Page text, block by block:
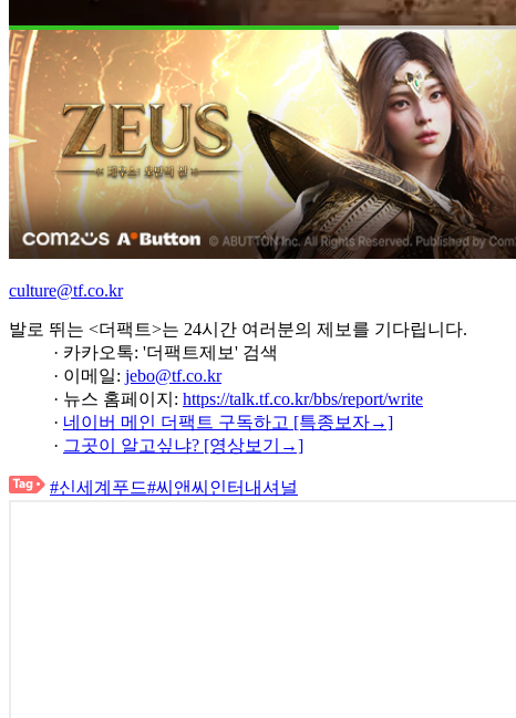
culture@tf.co.kr
발로 뛰는 <더팩트>는 24시간 여러분의 제보를 기다립니다.
· 카카오톡: '더팩트제보' 검색
· 이메일: jebo@tf.co.kr
· 뉴스 홈페이지: https://talk.tf.co.kr/bbs/report/write
· 네이버 메인 더팩트 구독하고 [특종보자→]
· 그곳이 알고싶냐? [영상보기→]
#신세계푸드#씨앤씨인터내셔널